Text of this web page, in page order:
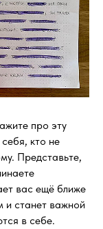
про эту
кто не
Представьте,
вас ещё ближе
и станет важной
в себе.